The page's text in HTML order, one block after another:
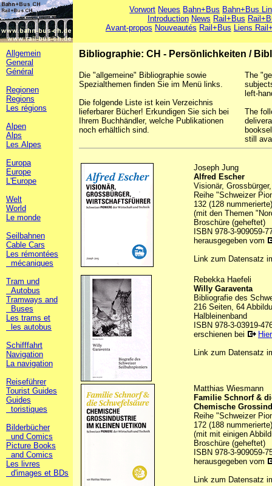
Vorwort Neues Bahn+Bus Bahn+Bus
Introduction News Rail+Bus
Avant-propos Nouveautés Rail+Bus Liens
Allgemein
General
Général
Regionen
Regions
Les régions
Alpen
Alps
Les Alpes
Europa
Europe
L'Europe
Welt
World
Le monde
Seilbahnen
Cable Cars
Les rémontées
mécaniques
Tram und
Autobus
Tramways and
Buses
Les trams et
les autobus
Schifffahrt
Navigation
La navigation
Reiseführer
Tourist Guides
Guides
toristiques
Bilderbücher
und Comics
Picture Books
and Comics
Les livres
d'images et BDs
Bibliographie: CH - Persönlichkeiten /
Die "allgemeine" Bibliographie sowie
Spezialthemen finden Sie im Menü links.
Die folgende Liste ist kein Verzeichnis
lieferbarer Bücher! Erkundigen Sie sich bei
Ihrem Buchhändler, welche Publikationen
noch erhältlich sind.
The
left-
The
still
Joseph Jung
Alfred Escher
Visionär,
Reihe "Schweizer
132 (128
(mit den Themen
Broschüre (geheftet)
ISBN 978-3-909059-
herausgegeben vom
Link zum Datensatz
Rebekka Haefeli
Willy Garaventa
Bibliografie des
216 Seiten, 64
Halbleinenband
ISBN 978-3-03919-
erschienen bei
Link zum Datensatz
Matthias Wiesmann
Familie Schnorf &
Chemische
Reihe "Schweizer
172 (188
(mit mit einigen
Broschüre (geheftet)
ISBN 978-3-909059-
herausgegeben vom
Link zum Datensatz